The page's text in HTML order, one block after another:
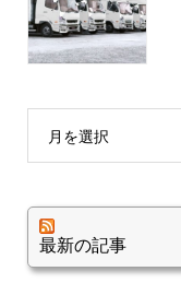
月を選択
最新の記事